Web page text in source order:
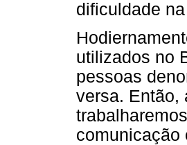
dificuldade
utilizados no
pessoas
versa. Então,
comunicação